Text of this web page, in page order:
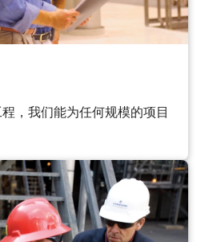
，我们能为任何规模的项目